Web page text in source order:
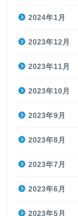
2024年1月
2023年12月
2023年11月
2023年10月
2023年9月
2023年8月
2023年7月
2023年6月
2023年5月